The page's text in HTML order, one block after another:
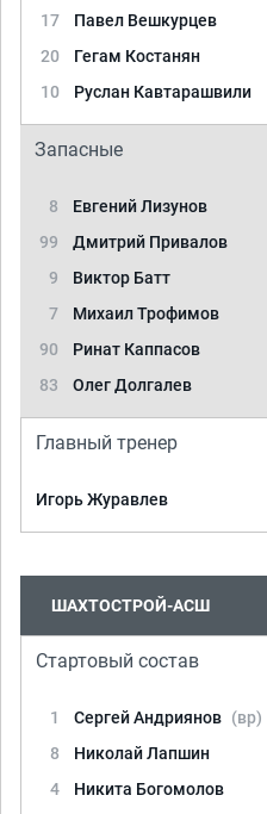
17
Павел Вешкурцев
20
Гегам Костанян
10
Руслан Кавтарашвили
Запасные
8 Евгений Лизунов
99
Дмитрий Привалов
9
Виктор Батт
7
Михаил Трофимов
90
Ринат Каппасов
83
Олег Долгалев
Главный тренер
Игорь Журавлев
ШАХТОСТРОЙ-АСШ
Стартовый состав
1 Сергей Андриянов (вр)
8
Николай Лапшин
4
Никита Богомолов